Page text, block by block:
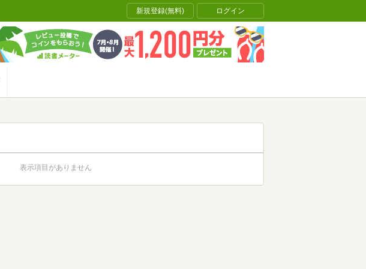
新規登録(無料) ログイン
表示項目がありません